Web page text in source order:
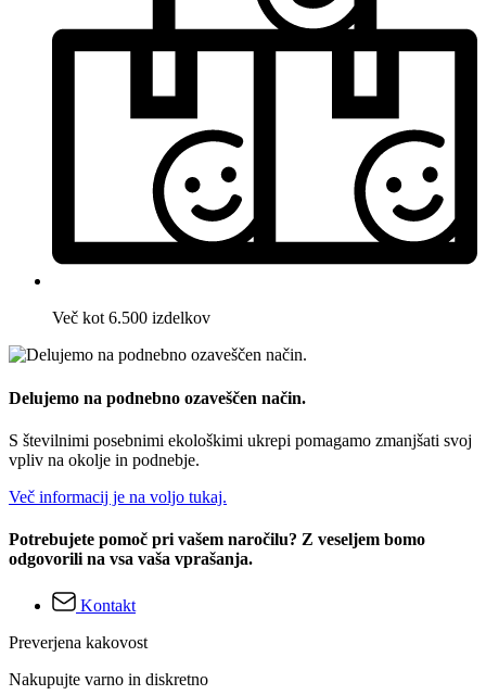
Več kot 6.500 izdelkov
Delujemo na podnebno ozaveščen način.
S številnimi posebnimi ekološkimi ukrepi pomagamo zmanjšati svoj
vpliv na okolje in podnebje.
Več informacij je na voljo tukaj.
Potrebujete pomoč pri vašem naročilu? Z veseljem bomo
odgovorili na vsa vaša vprašanja.
Kontakt
Preverjena kakovost
Nakupujte varno in diskretno